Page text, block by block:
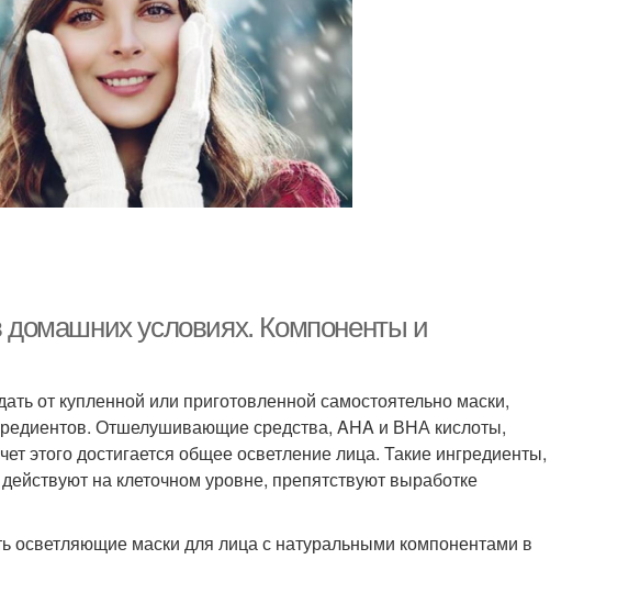
условиях. Компоненты и
от купленной или приготовленной самостоятельно маски,
Отшелушивающие средства, AHA и ВНА кислоты,
этого достигается общее осветление лица. Такие ингредиенты,
на клеточном уровне, препятствуют выработке
осветляющие маски для лица с натуральными компонентами в